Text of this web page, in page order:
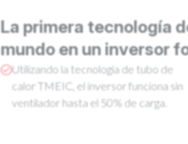
La primera tecnología
mundo en un inversor
Utilizando la tecnología de tubo de
calor TMEIC, el inversor funciona sin
ventilador hasta el 50% de carga.